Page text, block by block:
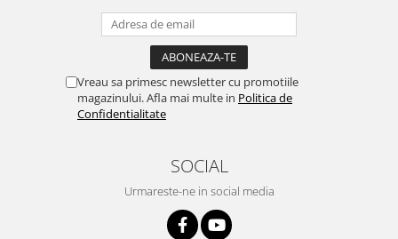
Vreau sa primesc newsletter cu promotiile
magazinului. Afla mai multe in Politica de
Confidentialitate
SOCIAL
Urmareste-ne in social media